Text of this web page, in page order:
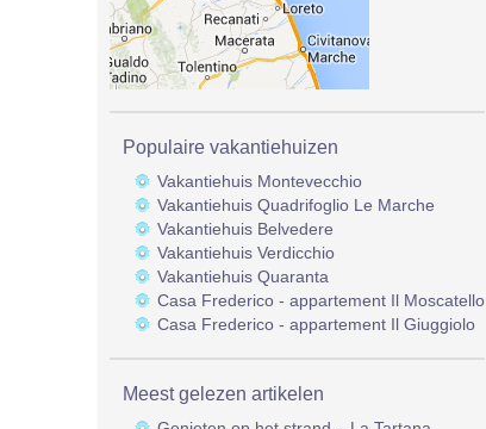
Populaire vakantiehuizen
Vakantiehuis Montevecchio
Vakantiehuis Quadrifoglio Le Marche
Vakantiehuis Belvedere
Vakantiehuis Verdicchio
Vakantiehuis Quaranta
Casa Frederico - appartement Il Moscatello
Casa Frederico - appartement Il Giuggiolo
Meest gelezen artikelen